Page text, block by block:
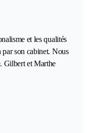
et les qualités
son cabinet. Nous
Gilbert et Marthe